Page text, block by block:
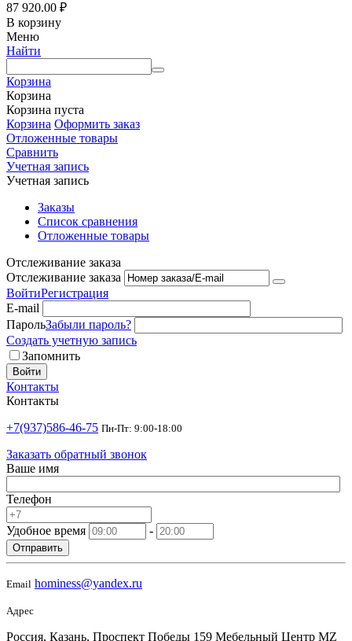
87 920.00 ₽
В корзину
Меню
Найти
Корзина
Корзина
Корзина пуста
Корзина Оформить заказ
Отложенные товары
Сравнить
Учетная запись
Учетная запись
Заказы
Список сравнения
Отложенные товары
Отслеживание заказа
Отслеживание заказа
ВойтиРегистрация
E-mail
ПарольЗабыли пароль?
Создать учетную запись
Запомнить
Войти
Контакты
Контакты
+7(937)586-46-75 Пн-Пт: 9:00-18:00
Заказать обратный звонок
Ваше имя
Телефон
Удобное время -
Отправить
Email hominess@yandex.ru
Адрес
Россия, Казань, Проспект Победы 159 Мебельный Центр MZ